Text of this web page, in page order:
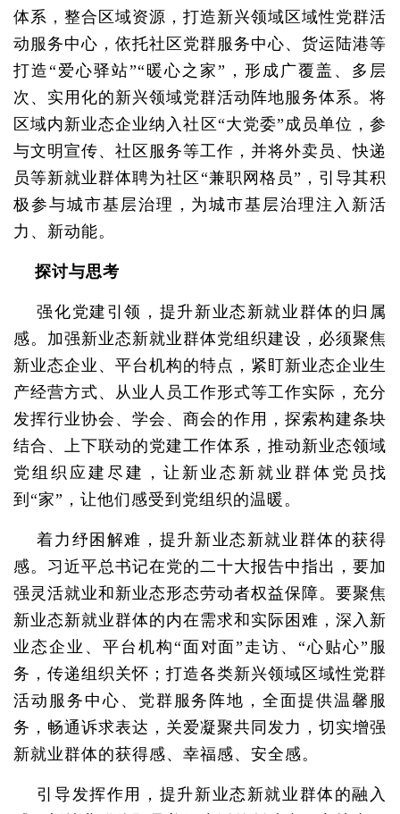
体系，整合区域资源，打造新兴领域区域性党群活
动服务中心，依托社区党群服务中心、货运陆港等
打造“爱心驿站”“暖心之家”，形成广覆盖、多层
次、实用化的新兴领域党群活动阵地服务体系。将
区域内新业态企业纳入社区“大党委”成员单位，参
与文明宣传、社区服务等工作，并将外卖员、快递
员等新就业群体聘为社区“兼职网格员”，引导其积
极参与城市基层治理，为城市基层治理注入新活
力、新动能。
探讨与思考
强化党建引领，提升新业态新就业群体的归属
感。加强新业态新就业群体党组织建设，必须聚焦
新业态企业、平台机构的特点，紧盯新业态企业生
产经营方式、从业人员工作形式等工作实际，充分
发挥行业协会、学会、商会的作用，探索构建条块
结合、上下联动的党建工作体系，推动新业态领域
党组织应建尽建，让新业态新就业群体党员找
到“家”，让他们感受到党组织的温暖。
着力纾困解难，提升新业态新就业群体的获得
感。习近平总书记在党的二十大报告中指出，要加
强灵活就业和新业态形态劳动者权益保障。要聚焦
新业态新就业群体的内在需求和实际困难，深入新
业态企业、平台机构“面对面”走访、“心贴心”服
务，传递组织关怀；打造各类新兴领域区域性党群
活动服务中心、党群服务阵地，全面提供温馨服
务，畅通诉求表达，关爱凝聚共同发力，切实增强
新就业群体的获得感、幸福感、安全感。
引导发挥作用，提升新业态新就业群体的融入